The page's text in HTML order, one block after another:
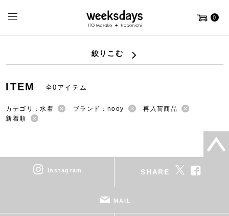
0
絞りこむ
ITEM 全0アイテム
カテゴリ：水着 ブランド：nooy
再入荷商品
新着順
instagram SHARE
MAIL